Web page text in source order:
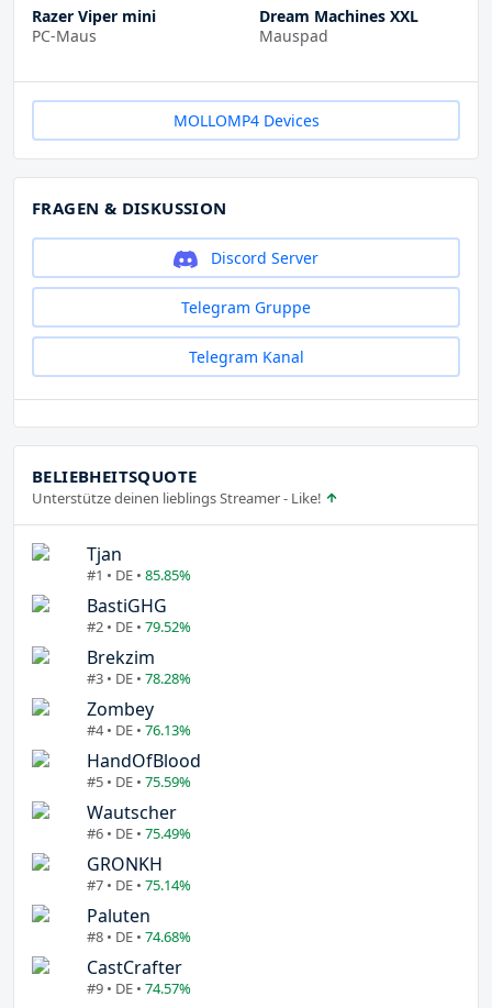
Razer Viper mini
PC-Maus
Dream Machines XXL
Mauspad
MOLLOMP4 Devices
FRAGEN & DISKUSSION
Discord Server
Telegram Gruppe
Telegram Kanal
BELIEBHEITSQUOTE
Unterstütze deinen lieblings Streamer - Like!
Tjan
#1 • DE • 85.85%
BastiGHG
#2 • DE • 79.52%
Brekzim
#3 • DE • 78.28%
Zombey
#4 • DE • 76.13%
HandOfBlood
#5 • DE • 75.59%
Wautscher
#6 • DE • 75.49%
GRONKH
#7 • DE • 75.14%
Paluten
#8 • DE • 74.68%
CastCrafter
#9 • DE • 74.57%